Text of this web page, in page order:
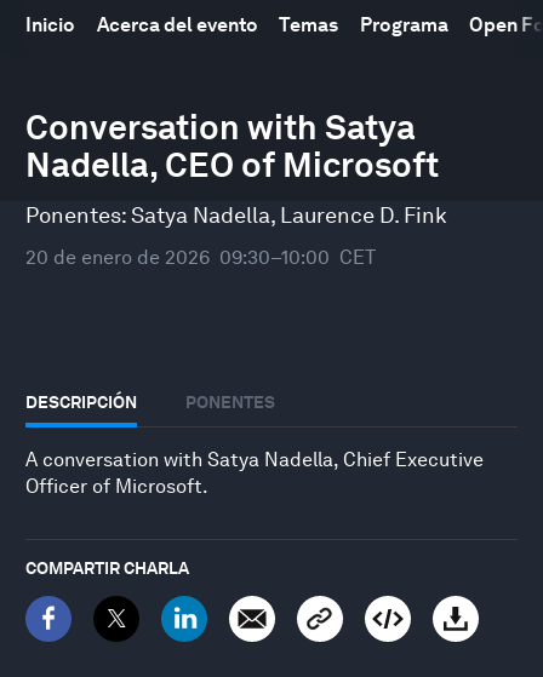
Inicio Acerca del evento Temas Programa Open
Conversation with Satya
Nadella, CEO of Microsoft
Ponentes:Satya Nadella, Laurence D. Fink
20 de enero de 2026 09:30–10:00 CET
DESCRIPCIÓN PONENTES
A conversation with Satya Nadella, Chief Executive
Officer of Microsoft.
COMPARTIR CHARLA
seconds
of
38
minutes,
seconds